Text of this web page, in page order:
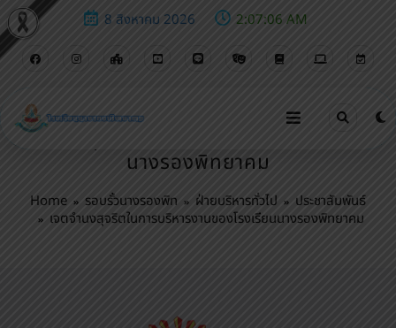
8 สิงหาคม 2026 2:07:07 AM
เจตจำนงสุจริตในการบริหารงานของโรงเรียน
นางรองพิทยาคม
Home รอบรั้วนางรองพิท ฝ่ายบริหารทั่วไป
ประชาสัมพันธ์
เจตจำนงสุจริตในการบริหารงานของโรงเรียนนางรองพิทยาคม